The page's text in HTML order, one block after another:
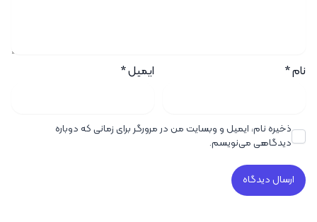
نام* ایمیل*
ذخیره نام، ایمیل و وبسایت من در مرورگر برای زمانی که دوباره
دیدگاهی می‌نویسم.